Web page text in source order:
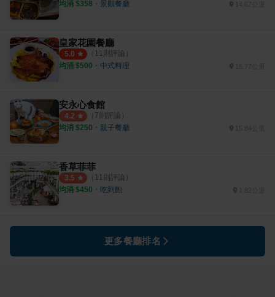
均消 $358 ・ 景觀餐廳 14.67公里
皇家花園餐廳
5.0 （ 11則評論）
均消 $500 ・ 中式料理
安永心食館
4.2 （ 7則評論）
均消 $250 ・ 親子餐廳 15.84公里
香草菲菲
3.5 （ 11則評論）
均消 $450 ・ 吃到飽
更多餐廳排名